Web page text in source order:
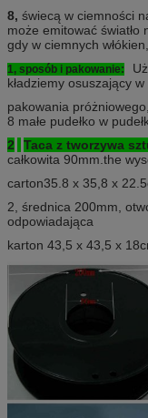
8, świecą w ciemności
może emitować światło
gdy w ciemnych
1, sposób i pakowanie:
kładziemy osuszający
pakowania
8 małe pudełko w
2
Taca z tworzywa
całkowita 90mm.the
carton35.8 x 35,8 x
2, średnica 200mm,
odpowiadająca
karton 43,5 x 43,5 x